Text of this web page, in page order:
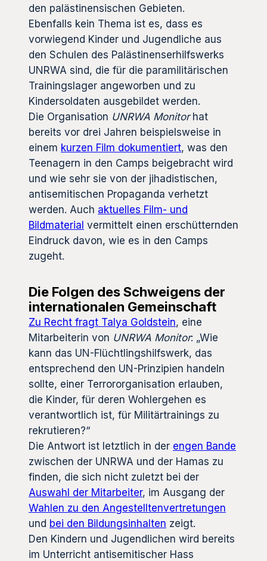
den palästinensischen Gebieten.
Ebenfalls kein Thema ist es, dass es
vorwiegend Kinder und Jugendliche aus
den Schulen des Palästinenserhilfswerks
UNRWA sind, die für die paramilitärischen
Trainingslager angeworben und zu
Kindersoldaten ausgebildet werden.
Die Organisation UNRWA Monitorhat
bereits vor drei Jahren beispielsweise in
einem kurzen Film dokumentiert, was den
Teenagern in den Camps beigebracht wird
und wie sehr sie von der jihadistischen,
antisemitischen Propaganda verhetzt
werden. Auch aktuelles Film- und
Bildmaterial vermittelt einen erschütternden
Eindruck davon, wie es in den Camps
zugeht.
Die Folgen des Schweigens der
internationalen Gemeinschaft
Zu Recht fragt Talya Goldstein, eine
Mitarbeiterin von UNRWA Monitor: „Wie
kann das UN-Flüchtlingshilfswerk, das
entsprechend den UN-Prinzipien handeln
sollte, einer Terrororganisation erlauben,
die Kinder, für deren Wohlergehen es
verantwortlich ist, für Militärtrainings zu
rekrutieren?“
Die Antwort ist letztlich in der engen Bande
zwischen der UNRWA und der Hamas zu
finden, die sich nicht zuletzt bei der
Auswahl der Mitarbeiter, im Ausgang der
Wahlen zu den Angestelltenvertretungen
und bei den Bildungsinhalten zeigt.
Den Kindern und Jugendlichen wird bereits
im Unterricht antisemitischer Hass